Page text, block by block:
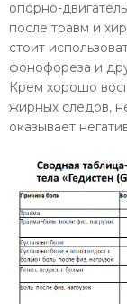
опорно-
после травм и
стоит
фонофореза и
Крем хорошо
жирных следов,
оказывает